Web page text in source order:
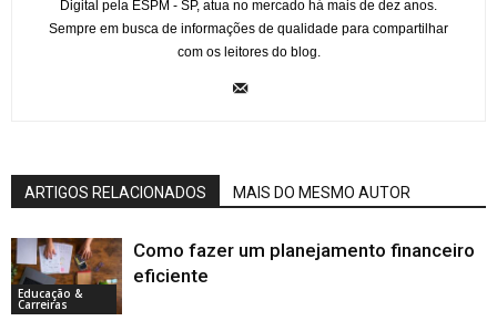
Digital pela ESPM - SP, atua no mercado há mais de dez anos.
Sempre em busca de informações de qualidade para compartilhar
com os leitores do blog.
ARTIGOS RELACIONADOS MAIS DO MESMO AUTOR
Educação &
Carreiras
Como fazer um planejamento financeiro
eficiente